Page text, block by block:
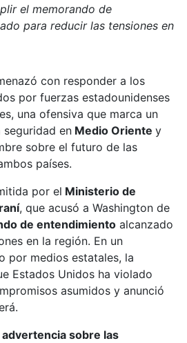
el memorando de
para reducir las tensiones en
con responder a los
por fuerzas estadounidenses
, una ofensiva que marca un
en Medio Oriente y
sobre el futuro de las
países.
por el Ministerio de
, que acusó a Washington de
de entendimiento alcanzado
en la región. En un
por medios estatales, la
Estados Unidos ha violado
asumidos y anunció
sobre las